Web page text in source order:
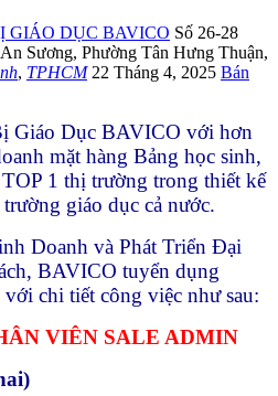
GIÁO DỤC BAVICO Số 26-28
Sương, Phường Tân Hưng Thuận,
, TPHCM 22 Tháng 4, 2025 Bán
Giáo Dục BAVICO với hơn
mặt hàng Bảng học sinh,
1 thị trường trong thiết kế
giáo dục cả nước.
Doanh và Phát Triển Đại
BAVICO tuyển dụng
với chi tiết công việc như sau:
VIÊN SALE ADMIN